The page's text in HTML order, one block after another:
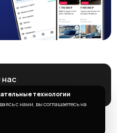
технологии
с нами, вы соглашаетесь на